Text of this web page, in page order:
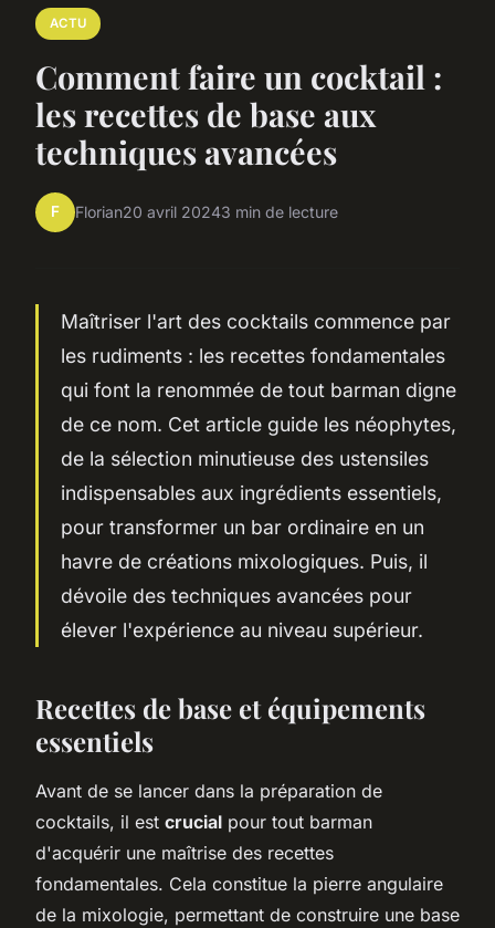
ACTU
Comment faire un cocktail :
les recettes de base aux
techniques avancées
F Florian20 avril 20243 min de lecture
Maîtriser l'art des cocktails commence par
les rudiments : les recettes fondamentales
qui font la renommée de tout barman digne
de ce nom. Cet article guide les néophytes,
de la sélection minutieuse des ustensiles
indispensables aux ingrédients essentiels,
pour transformer un bar ordinaire en un
havre de créations mixologiques. Puis, il
dévoile des techniques avancées pour
élever l'expérience au niveau supérieur.
Recettes de base et équipements
essentiels
Avant de se lancer dans la préparation de
cocktails, il est crucial pour tout barman
d'acquérir une maîtrise des recettes
fondamentales. Cela constitue la pierre angulaire
de la mixologie, permettant de construire une base